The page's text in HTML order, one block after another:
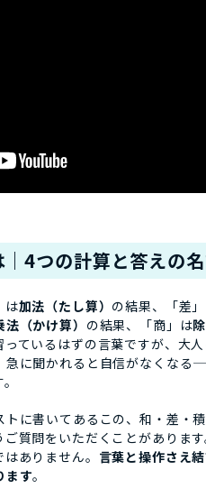
4つの計算と答えの
は加法（たし算） の結果、「差
法（かけ算） の結果、「商」は
ているはずの言葉ですが、大
急に聞かれると自信がなくな
に書いてあるこの、和・差・
質問をいただくことがありま
ありません。 言葉と操作さえ
ます。